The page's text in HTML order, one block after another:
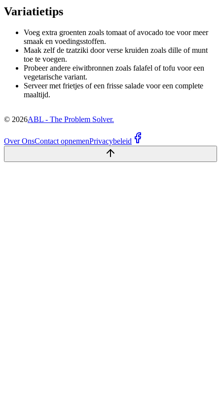
Variatietips
Voeg extra groenten zoals tomaat of avocado toe voor meer
smaak en voedingsstoffen.
Maak zelf de tzatziki door verse kruiden zoals dille of munt
toe te voegen.
Probeer andere eiwitbronnen zoals falafel of tofu voor een
vegetarische variant.
Serveer met frietjes of een frisse salade voor een complete
maaltijd.
© 2026ABL - The Problem Solver.
Over OnsContact opnemenPrivacybeleid